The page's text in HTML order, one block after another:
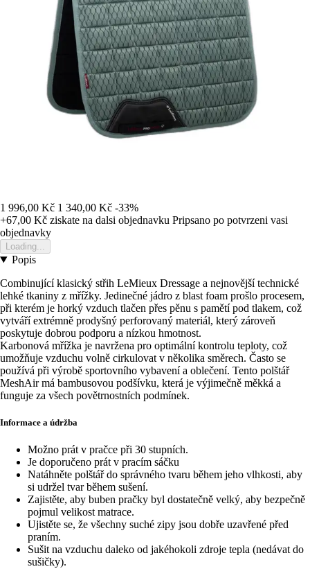
1 996,00 Kč 1 340,00 Kč -33%
+67,00 Kč ziskate na dalsi objednavku Pripsano po potvrzeni vasi
objednavky
Loading...
Popis
Combinující klasický střih LeMieux Dressage a nejnovější technické
lehké tkaniny z mřížky. Jedinečné jádro z blast foam prošlo procesem,
při kterém je horký vzduch tlačen přes pěnu s pamětí pod tlakem, což
vytváří extrémně prodyšný perforovaný materiál, který zároveň
poskytuje dobrou podporu a nízkou hmotnost.
Karbonová mřížka je navržena pro optimální kontrolu teploty, což
umožňuje vzduchu volně cirkulovat v několika směrech. Často se
používá při výrobě sportovního vybavení a oblečení. Tento polštář
MeshAir má bambusovou podšívku, která je výjimečně měkká a
funguje za všech povětrnostních podmínek.
Informace a údržba
Možno prát v pračce při 30 stupních.
Je doporučeno prát v pracím sáčku
Natáhněte polštář do správného tvaru během jeho vlhkosti, aby
si udržel tvar během sušení.
Zajistěte, aby buben pračky byl dostatečně velký, aby bezpečně
pojmul velikost matrace.
Ujistěte se, že všechny suché zipy jsou dobře uzavřené před
praním.
Sušit na vzduchu daleko od jakéhokoli zdroje tepla (nedávat do
sušičky).